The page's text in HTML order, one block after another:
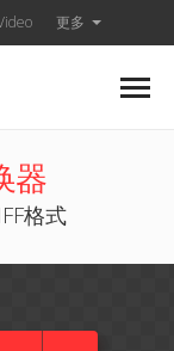
更多
器
格式